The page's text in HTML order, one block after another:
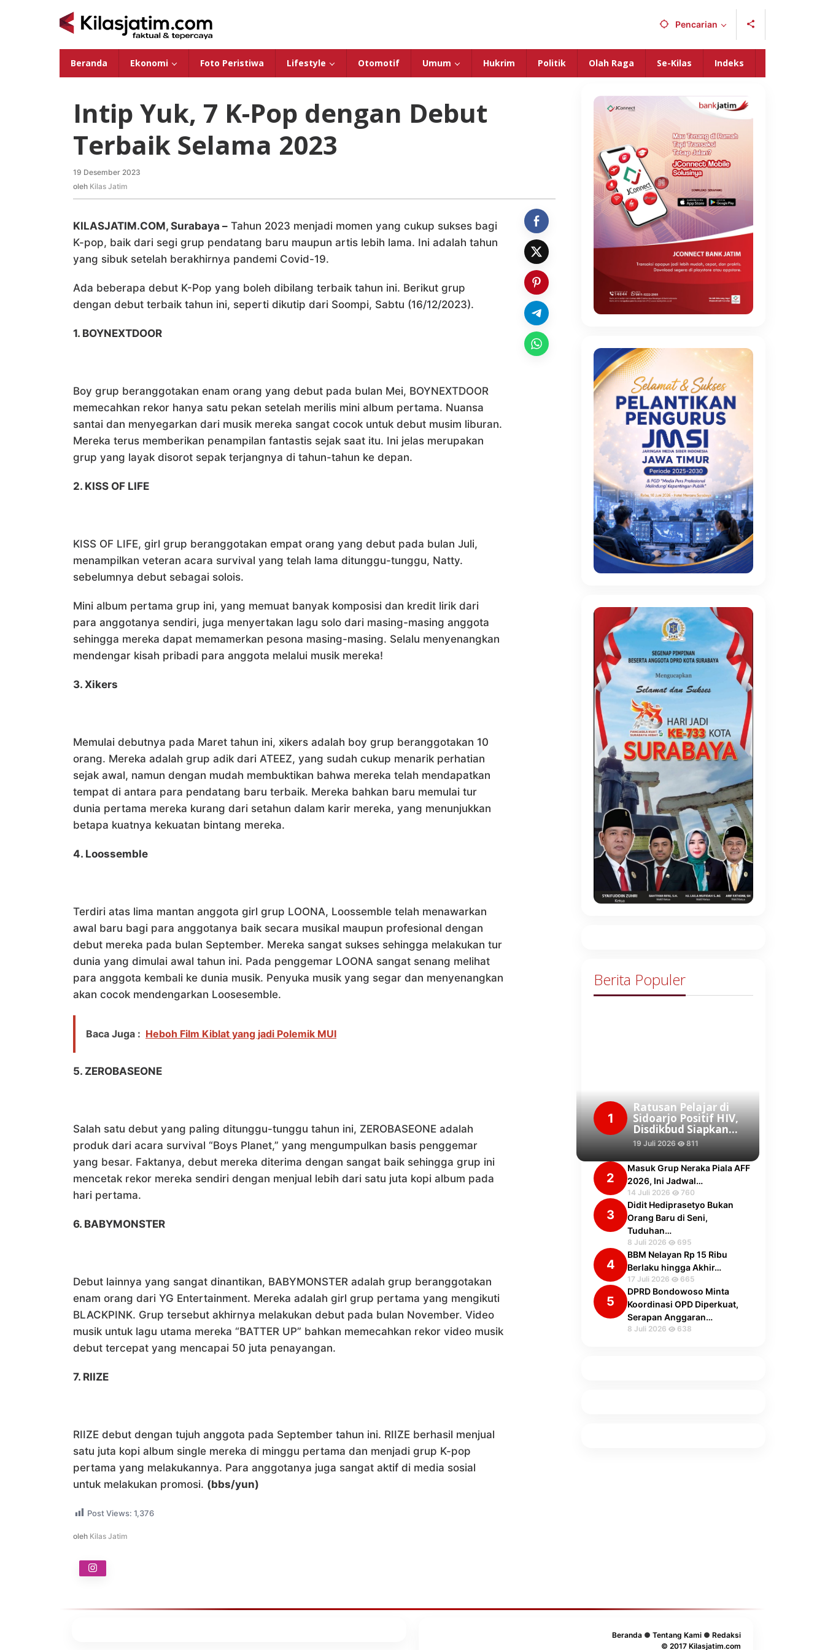
Pencarian
Beranda Ekonomi Foto Peristiwa Lifestyle Otomotif Umum Hukrim Politik Olah Raga Se-Kilas Indeks
Intip Yuk, 7 K-Pop dengan Debut
Terbaik Selama 2023
19 Desember 2023
oleh Kilas Jatim
KILASJATIM.COM, Surabaya – Tahun 2023 menjadi momen yang cukup sukses bagi
K-pop, baik dari segi grup pendatang baru maupun artis lebih lama. Ini adalah tahun
yang sibuk setelah berakhirnya pandemi Covid-19.
Ada beberapa debut K-Pop yang boleh dibilang terbaik tahun ini. Berikut grup
dengan debut terbaik tahun ini, seperti dikutip dari Soompi, Sabtu (16/12/2023).
1. BOYNEXTDOOR
Boy grup beranggotakan enam orang yang debut pada bulan Mei, BOYNEXTDOOR
memecahkan rekor hanya satu pekan setelah merilis mini album pertama. Nuansa
santai dan menyegarkan dari musik mereka sangat cocok untuk debut musim liburan.
Mereka terus memberikan penampilan fantastis sejak saat itu. Ini jelas merupakan
grup yang layak disorot sepak terjangnya di tahun-tahun ke depan.
2. KISS OF LIFE
KISS OF LIFE, girl grup beranggotakan empat orang yang debut pada bulan Juli,
menampilkan veteran acara survival yang telah lama ditunggu-tunggu, Natty.
sebelumnya debut sebagai solois.
Mini album pertama grup ini, yang memuat banyak komposisi dan kredit lirik dari
para anggotanya sendiri, juga menyertakan lagu solo dari masing-masing anggota
sehingga mereka dapat memamerkan pesona masing-masing. Selalu menyenangkan
mendengar kisah pribadi para anggota melalui musik mereka!
3. Xikers
Memulai debutnya pada Maret tahun ini, xikers adalah boy grup beranggotakan 10
orang. Mereka adalah grup adik dari ATEEZ, yang sudah cukup menarik perhatian
sejak awal, namun dengan mudah membuktikan bahwa mereka telah mendapatkan
tempat di antara para pendatang baru terbaik. Mereka bahkan baru memulai tur
dunia pertama mereka kurang dari setahun dalam karir mereka, yang menunjukkan
betapa kuatnya kekuatan bintang mereka.
4. Loossemble
Terdiri atas lima mantan anggota girl grup LOONA, Loossemble telah menawarkan
awal baru bagi para anggotanya baik secara musikal maupun profesional dengan
debut mereka pada bulan September. Mereka sangat sukses sehingga melakukan tur
dunia yang dimulai awal tahun ini. Pada penggemar LOONA sangat senang melihat
para anggota kembali ke dunia musik. Penyuka musik yang segar dan menyenangkan
akan cocok mendengarkan Loosesemble.
Baca Juga : Heboh Film Kiblat yang jadi Polemik MUI
5. ZEROBASEONE
Salah satu debut yang paling ditunggu-tunggu tahun ini, ZEROBASEONE adalah
produk dari acara survival “Boys Planet,” yang mengumpulkan basis penggemar
yang besar. Faktanya, debut mereka diterima dengan sangat baik sehingga grup ini
mencetak rekor mereka sendiri dengan menjual lebih dari satu juta kopi album pada
hari pertama.
6. BABYMONSTER
Debut lainnya yang sangat dinantikan, BABYMONSTER adalah grup beranggotakan
enam orang dari YG Entertainment. Mereka adalah girl grup pertama yang mengikuti
BLACKPINK. Grup tersebut akhirnya melakukan debut pada bulan November. Video
musik untuk lagu utama mereka “BATTER UP” bahkan memecahkan rekor video musik
debut tercepat yang mencapai 50 juta penayangan.
7. RIIZE
RIIZE debut dengan tujuh anggota pada September tahun ini. RIIZE berhasil menjual
satu juta kopi album single mereka di minggu pertama dan menjadi grup K-pop
pertama yang melakukannya. Para anggotanya juga sangat aktif di media sosial
untuk melakukan promosi. (bbs/yun)
Post Views: 1,376
oleh Kilas Jatim
Berita Populer
1
Ratusan Pelajar di
Sidoarjo Positif HIV,
Disdikbud Siapkan…
19 Juli 2026 811
2
Masuk Grup Neraka Piala AFF
2026, Ini Jadwal…
14 Juli 2026 760
3
Didit Hediprasetyo Bukan
Orang Baru di Seni,
Tuduhan…
8 Juli 2026 695
4
BBM Nelayan Rp 15 Ribu
Berlaku hingga Akhir…
17 Juli 2026 665
5
DPRD Bondowoso Minta
Koordinasi OPD Diperkuat,
Serapan Anggaran…
8 Juli 2026 638
Beranda ● Tentang Kami ● Redaksi
© 2017 Kilasjatim.com